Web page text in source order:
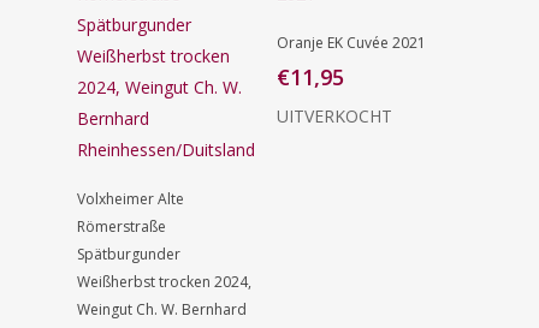
Toevoegen
Aan
Winkelwagen
Volxheimer Alte
Römerstraße
Spätburgunder
Weißherbst trocken 2024,
Weingut Ch. W. Bernhard
Lees Verder
Oranje EK Cuvée 2021
€11,95
UITVERKOCHT